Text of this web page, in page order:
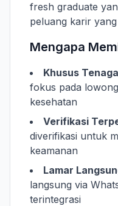
fresh graduate
peluang karir
Mengapa
Khusus
fokus pada
kesehatan
Verifikasi
diverifikasi untuk
keamanan
Lamar
langsung via
terintegrasi